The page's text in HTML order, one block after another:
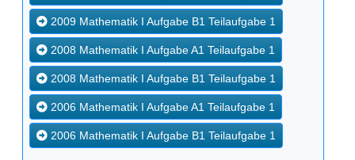
2009 Mathematik I Aufgabe B1 Teilaufgabe 1
2008 Mathematik I Aufgabe A1 Teilaufgabe 1
2008 Mathematik I Aufgabe B1 Teilaufgabe 1
2006 Mathematik I Aufgabe A1 Teilaufgabe 1
2006 Mathematik I Aufgabe B1 Teilaufgabe 1